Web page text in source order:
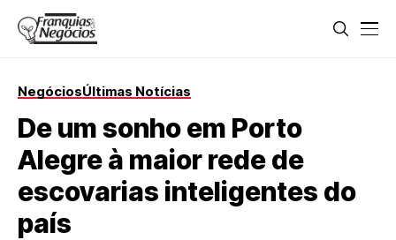
NegóciosÚltimas Notícias
De um sonho em Porto
Alegre à maior rede de
escovarias inteligentes do
país